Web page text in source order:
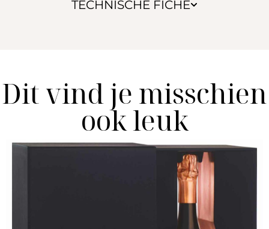
TECHNISCHE FICHE
Dit vind je misschien
ook leuk